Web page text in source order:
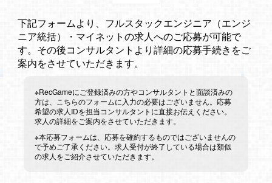
下記フォームより、フルスタックエンジニア（エンジ
ニア統括）・マイネットの求人へのご応募が可能で
す。その後コンサルタントより詳細の応募手続きをご
案内をさせていただきます。
※RecGameにご登録済みの方やコンサルタントと面談済みの
方は、こちらのフォームに入力の必要はございません。応募
希望の求人IDを担当コンサルタントに直接お伝えください。
求人の詳細をご案内をさせていただきます。
※本応募フォームは、応募を確約するものではございませんの
で予めご了承ください。求人受付が終了している場合は類似
の求人をご紹介させていただきます。